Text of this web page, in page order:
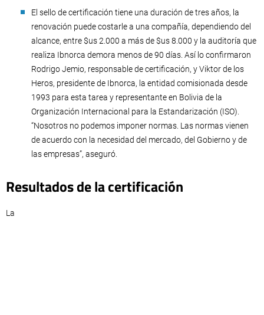
El sello de certificación tiene una duración de tres años, la
renovación puede costarle a una compañía, dependiendo del
alcance, entre $us 2.000 a más de $us 8.000 y la auditoría que
realiza Ibnorca demora menos de 90 días. Así lo confirmaron
Rodrigo Jemio, responsable de certificación, y Viktor de los
Heros, presidente de Ibnorca, la entidad comisionada desde
1993 para esta tarea y representante en Bolivia de la
Organización Internacional para la Estandarización (ISO).
“Nosotros no podemos imponer normas. Las normas vienen
de acuerdo con la necesidad del mercado, del Gobierno y de
las empresas”, aseguró.
Resultados de la certificación
La